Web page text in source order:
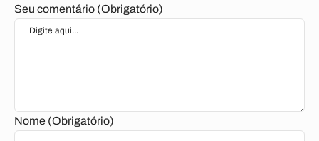
Seu comentário (Obrigatório)
Nome (Obrigatório)